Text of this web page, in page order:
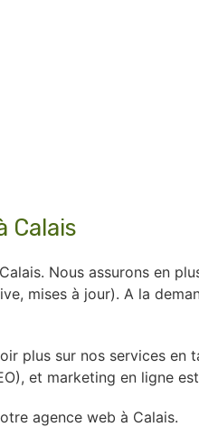
Calais
Nous assurons en
mises à jour). A la
plus sur nos services
et marketing en ligne
agence web à Calais.